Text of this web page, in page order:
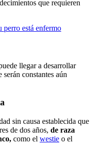
que requieren
perro está enfermo
llegar a desarrollar
constantes aún
sin causa establecida que
de dos años, de raza
como el westie o el